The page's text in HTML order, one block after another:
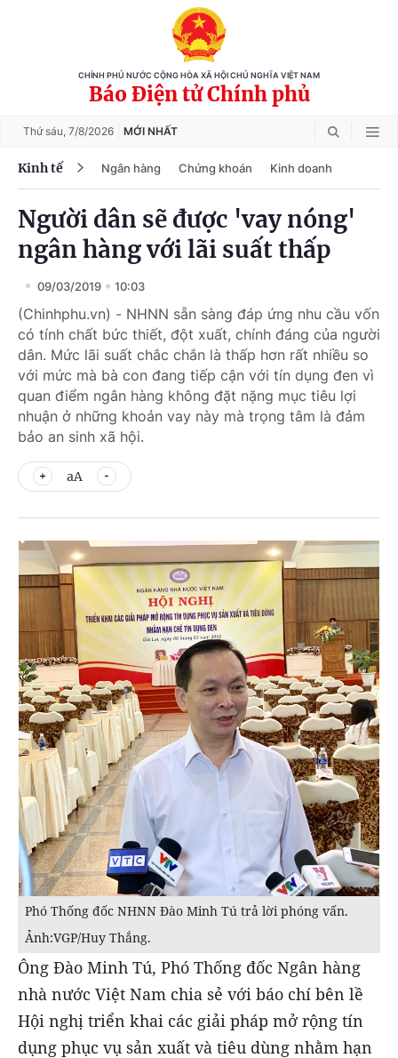
CHÍNH PHỦ NƯỚC CỘNG HÒA XÃ HỘI CHỦ NGHĨA VIỆT NAM
Báo Điện tử Chính phủ
Thứ sáu, 7/8/2026 MỚI NHẤT
Kinh tế Ngân hàng Chứng khoán Kinh doanh
Người dân sẽ được 'vay nóng'
ngân hàng với lãi suất thấp
09/03/2019 10:03
(Chinhphu.vn) - NHNN sẵn sàng đáp ứng nhu cầu vốn
có tính chất bức thiết, đột xuất, chính đáng của người
dân. Mức lãi suất chắc chắn là thấp hơn rất nhiều so
với mức mà bà con đang tiếp cận với tín dụng đen vì
quan điểm ngân hàng không đặt nặng mục tiêu lợi
nhuận ở những khoản vay này mà trọng tâm là đảm
bảo an sinh xã hội.
aA
Phó Thống đốc NHNN Đào Minh Tú trả lời phóng vấn.
Ảnh:VGP/Huy Thắng.
Ông Đào Minh Tú, Phó Thống đốc Ngân hàng
nhà nước Việt Nam chia sẻ với báo chí bên lề
Hội nghị triển khai các giải pháp mở rộng tín
dụng phục vụ sản xuất và tiêu dùng nhằm hạn